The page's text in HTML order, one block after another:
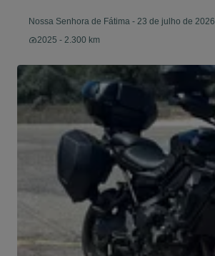
Nossa Senhora de Fátima - 23 de julho de 2026
2025 - 2.300 km